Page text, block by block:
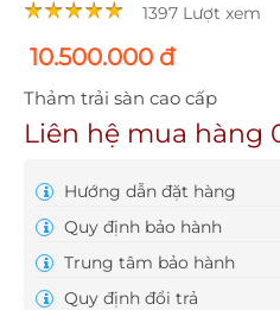
1397 Lượt xem
10.500.000 đ
Thảm trải sàn cao cấp
Liên hệ mua hàng
Hướng dẫn đặt hàng
Quy định bảo hành
Trung tâm bảo hành
Quy định đổi trả